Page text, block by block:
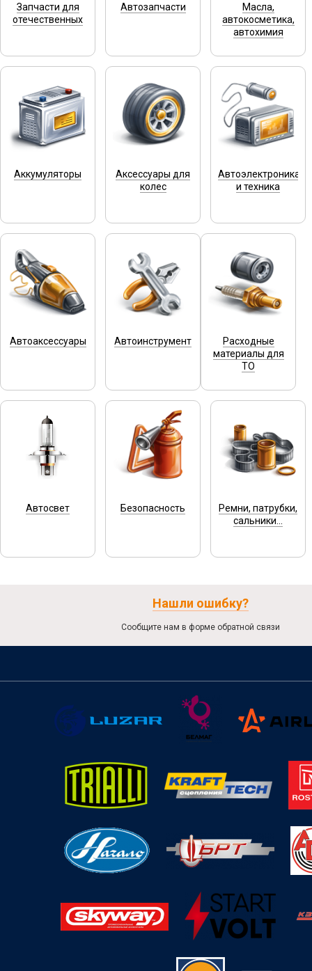
Запчасти для
отечественных
Автозапчасти
Масла,
автокосметика,
автохимия
Аккумуляторы
Аксессуары для
колес
Автоэлектроника
и техника
Автоаксессуары Автоинструмент
Расходные
материалы для
ТО
Автосвет Безопасность
Ремни, патрубки,
сальники...
Нашли ошибку?
Сообщите нам в форме обратной связи